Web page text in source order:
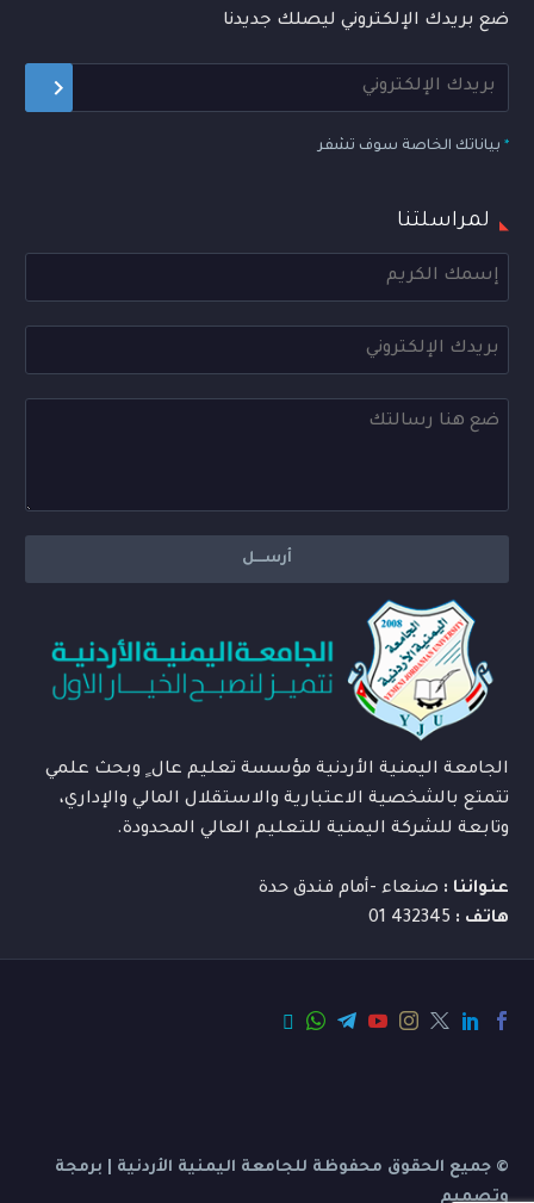
ضع بريدك الإلكتروني ليصلك جديدنا
* بياناتك الخاصة سوف تشفر
لمراسلتنا
الجامعة اليمنية الأردنية مؤسسة تعليم عال ٍ وبحث علمي
تتمتع بالشخصية الاعتبارية والاستقلال المالي والإداري،
وتابعة للشركة اليمنية للتعليم العالي المحدودة.
عنواننا : صنعاء -أمام فندق حدة
هاتف :
© جميع الحقوق محفوظة للجامعة اليمنية الأردنية | برمجة
وتصميم